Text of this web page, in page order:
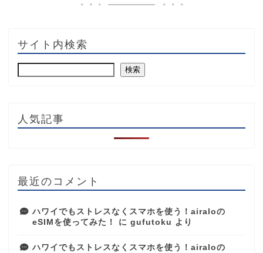
サイト内検索
検索
人気記事
最近のコメント
ハワイでもストレスなくスマホを使う！airaloの
eSIMを使ってみた！
に gufutoku より
ハワイでもストレスなくスマホを使う！airaloの